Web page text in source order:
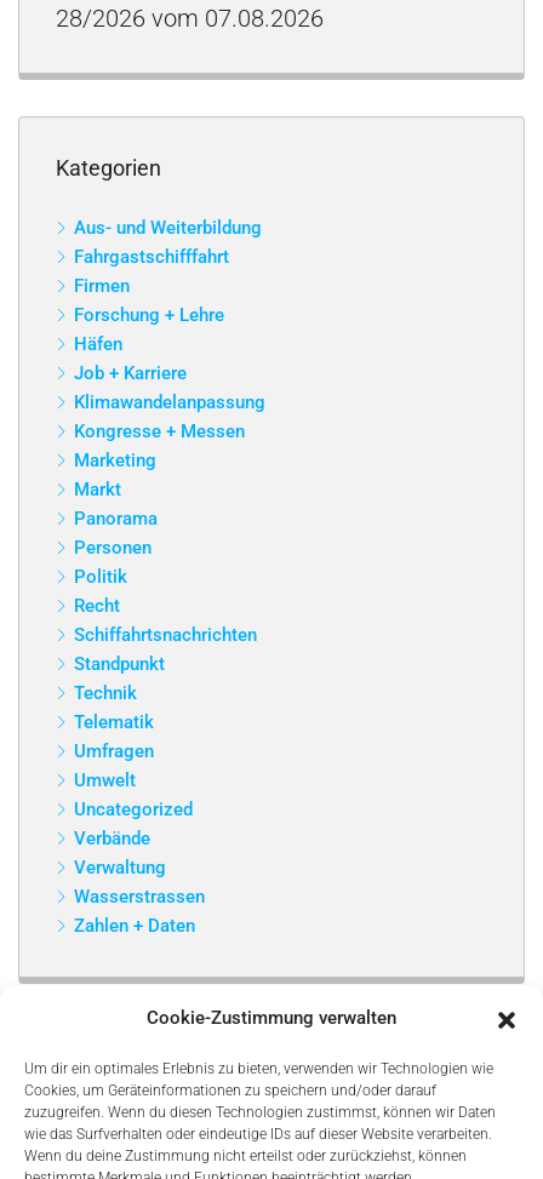
Cookie-Zustimmung verwalten
Um dir ein optimales Erlebnis zu bieten, verwenden wir Technologien wie
Cookies, um Geräteinformationen zu speichern und/oder darauf
zuzugreifen. Wenn du diesen Technologien zustimmst, können wir Daten
wie das Surfverhalten oder eindeutige IDs auf dieser Website verarbeiten.
Wenn du deine Zustimmung nicht erteilst oder zurückziehst, können
28/2026 vom 07.08.2026
Kategorien
Aus- und Weiterbildung
Fahrgastschifffahrt
Firmen
Forschung + Lehre
Häfen
Job + Karriere
Klimawandelanpassung
Kongresse + Messen
Marketing
Markt
Panorama
Personen
Politik
Recht
Schiffahrtsnachrichten
Standpunkt
Technik
Telematik
Umfragen
Umwelt
Uncategorized
Verbände
Verwaltung
Wasserstrassen
Zahlen + Daten